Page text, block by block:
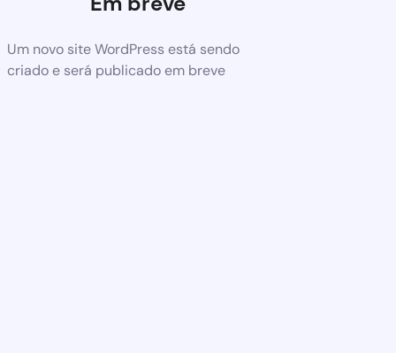
Um novo site WordPress está sendo
criado e será publicado em breve